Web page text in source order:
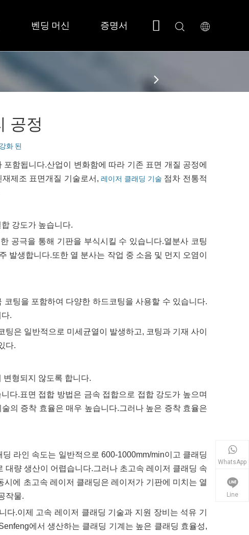
벤딩 머신 증명서 회사 소개
공정
강화 된
함됩니다.산업이 변화함에 따라 기존 표면 개질 공정에
재제조 표면개질 기술로서,레이저 클래딩 기술 점차 전통적
강도가 높습니다.
공극을 통해 기판을 부식시킬 수 있습니다.열분사 코팅
발생합니다.또한 열 분사는 작업 중 소음 및 먼지 오염이
팅을 포함하여 다양한 하드코팅을 사용할 수 있습니다.
.
은 일반적으로 미세균열이 발생하고, 코팅과 기재 사이
다.
변형되지 않도록 합니다.
다.표면 접합 방법은 금속 접합으로 접합 강도가 높으며
의 증착 효율은 매우 높습니다.그러나 높은 증착 효율은
라인 속도는 일반적으로 600-1000mm/min이고 클래딩
량 생산이 어렵습니다.그러나 초고속 레이저 클래딩 속
에 초고속 레이저 클래딩은 레이저가 기판에 미치는 열
작물.
.이제 고속 레이저 클래딩 기술과 지원 장비는 석유 기
에서 생산하는 클래딩 기계는 높은 클래딩 효율성,
WhatsApp
Line